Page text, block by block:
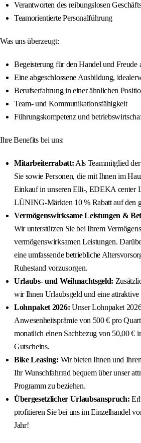
Verantworten des reibungslosen
Teamorientierte Personalführung
Was uns überzeugt:
Begeisterung für den Handel und
Eine abgeschlossene Ausbildung,
Berufserfahrung in einer ähnlichen
Team- und Kommunikationsfähigkeit
Führungskompetenz und
Ihre Benefits bei uns:
Mitarbeiterrabatt: Als Teammitglied
Sie sowie Personen, die mit Ihnen im
Einkauf in unseren Elli-, EDEKA center
LÜNING-Märkten 10 % Rabatt auf den
Vermögenswirksame Leistungen &
Wir unterstützen Sie bei Ihrem
vermögenswirksamen Leistungen.
eine umfassende betriebliche
Ruhestand vorzusorgen.
Urlaubs- und Weihnachtsgeld:
wir Ihnen Urlaubsgeld und eine
Lohnpaket 2026: Unser Lohnpaket
Anwesenheitsprämie von 500 € pro
monatlich einen Sachbezug von 50,00 €
Gutscheins.
Bike Leasing: Wir bieten Ihnen und
Ihr Wunschfahrrad bequem über unser
Programm zu beziehen.
Übergesetzlicher Urlaubsanspruch:
profitieren Sie bei uns im Einzelhandel
Jahr!